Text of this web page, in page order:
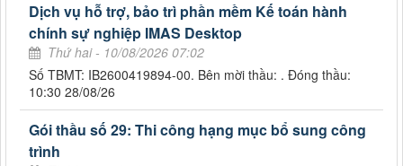
Dịch vụ hỗ trợ, bảo trì phần mềm Kế toán hành
chính sự nghiệp IMAS Desktop
Thứ hai - 10/08/2026 07:02
Số TBMT: IB2600419894-00. Bên mời thầu: . Đóng thầu:
10:30 28/08/26
Gói thầu số 29: Thi công hạng mục bổ sung công
trình